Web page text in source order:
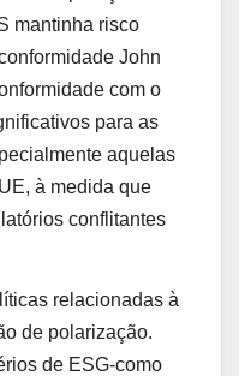
mantinha risco
John
com o
para as
aquelas
à medida que
conflitantes
relacionadas à
de polarização.
de ESG-como